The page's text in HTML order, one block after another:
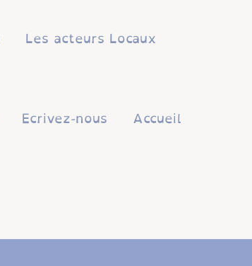
Les acteurs Locaux
Ecrivez-nous Accueil